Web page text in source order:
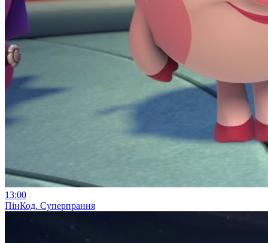
13:00
ПінКод. Суперпрання